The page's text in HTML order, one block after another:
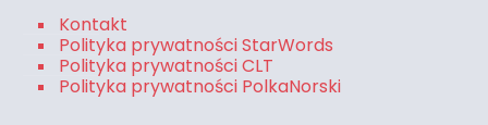
Kontakt
Polityka prywatności StarWords
Polityka prywatności CLT
Polityka prywatności PolkaNorski